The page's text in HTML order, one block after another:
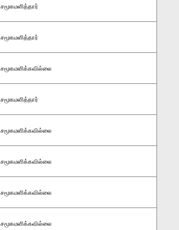
சமூகமளித்தார்
சமூகமளித்தார்
சமூகமளிக்கவில்லை
சமூகமளித்தார்
சமூகமளிக்கவில்லை
சமூகமளிக்கவில்லை
சமூகமளிக்கவில்லை
சமூகமளிக்கவில்லை